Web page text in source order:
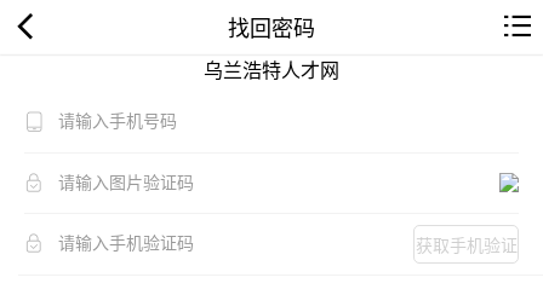
找回密码
乌兰浩特人才网
获取手机验证